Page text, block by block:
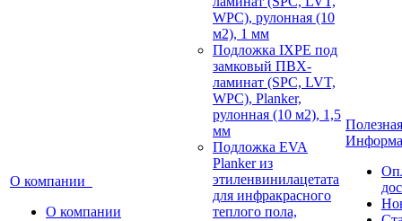
О компании
О компании
WPC), рулонная (10
м2), 1 мм
Подложка IXPE под
замковый ПВХ-
ламинат (SPC, LVT,
WPC), Planker,
рулонная (10 м2), 1,5
мм
Подложка EVA
Planker из
этиленвинилацетата
для инфракрасного
теплого пола,
Полезная